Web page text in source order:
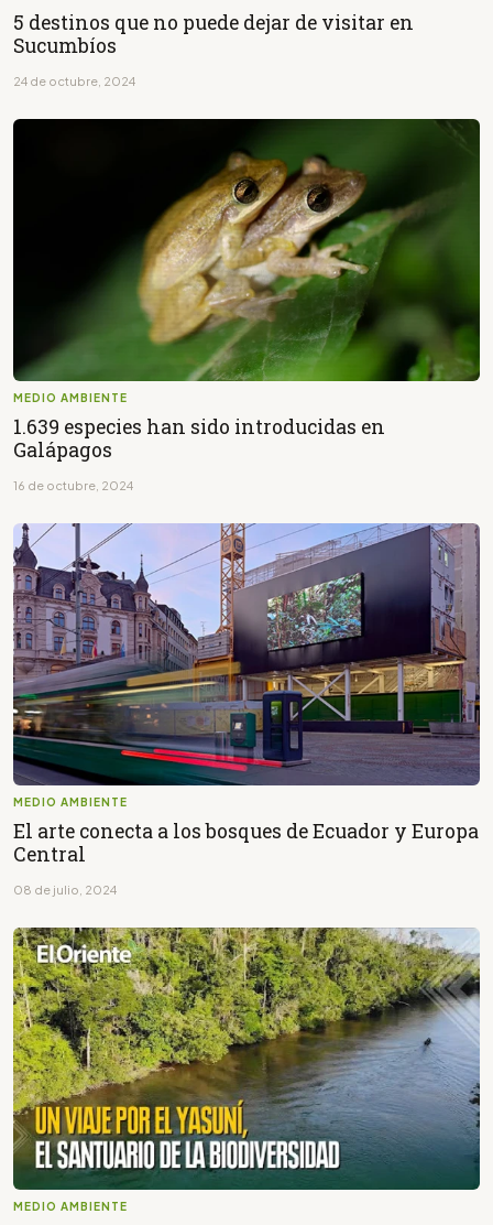
5 destinos que no puede dejar de visitar en
Sucumbíos
24 de octubre, 2024
MEDIO AMBIENTE
1.639 especies han sido introducidas en
Galápagos
16 de octubre, 2024
MEDIO AMBIENTE
El arte conecta a los bosques de Ecuador y Europa
Central
08 de julio, 2024
MEDIO AMBIENTE